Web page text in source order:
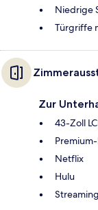
Niedrige
Türgriffe
Zur
43-Zoll
Netflix
Hulu